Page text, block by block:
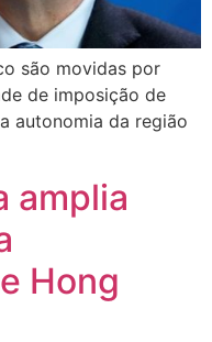
são movidas por
de imposição de
autonomia da região
amplia
Hong